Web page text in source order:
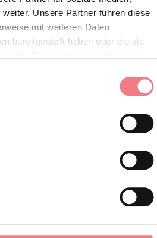
Unsere Partner führen diese
mit weiteren Daten
bereitgestellt haben oder die sie
Parkplatz und